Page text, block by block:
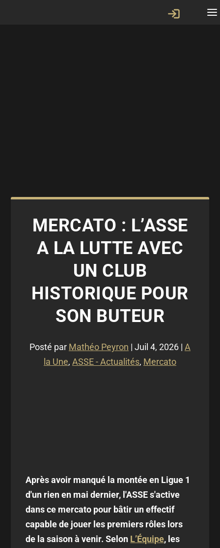
MERCATO : L’ASSE
A LA LUTTE AVEC
UN CLUB
HISTORIQUE POUR
SON BUTEUR
Posté par Mathéo Peyron | Juil 4, 2026 | A
la Une, ASSE - Actualités, Mercato
Après avoir manqué la montée en Ligue 1
d'un rien en mai dernier, l'ASSE s'active
dans ce mercato pour bâtir un effectif
capable de jouer les premiers rôles lors
de la saison à venir. Selon L’Équipe, les